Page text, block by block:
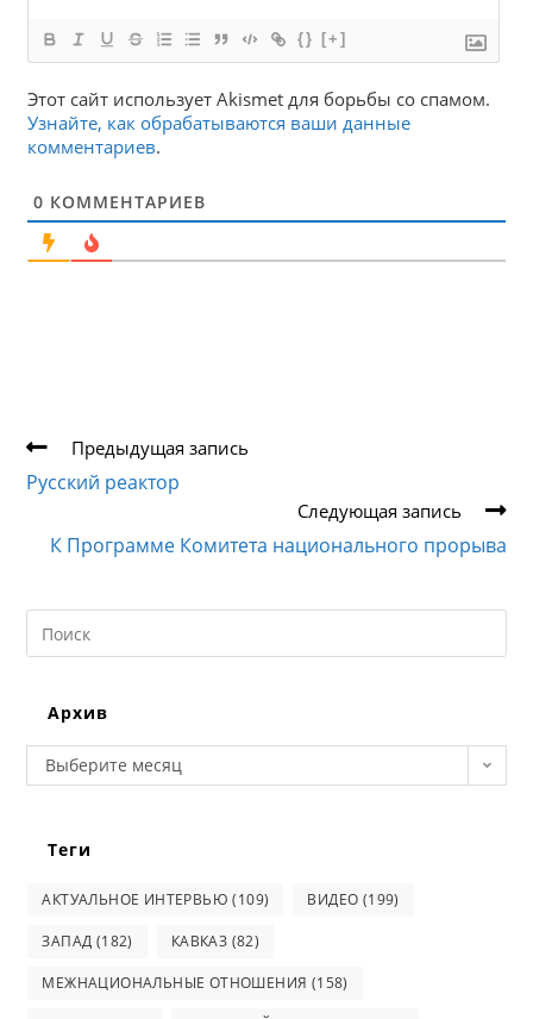
{} [+]
Этот сайт использует Akismet для борьбы со спамом.
Узнайте, как обрабатываются ваши данные
комментариев.
0 КОММЕНТАРИЕВ
Еще
Предыдущая запись
Русский реактор
Следующая запись
К Программе Комитета национального прорыва
Search
this
Архив
Архив
Выберите месяц
Теги
АКТУАЛЬНОЕ ИНТЕРВЬЮ (109) ВИДЕО (199)
ЗАПАД (182) КАВКАЗ (82)
МЕЖНАЦИОНАЛЬНЫЕ ОТНОШЕНИЯ (158)